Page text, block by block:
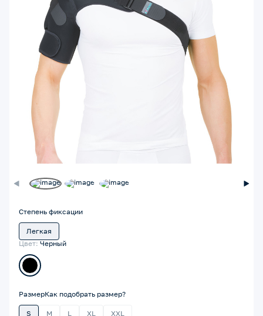
Степень фиксации
Легкая
Цвет: Черный
РазмерКак подобрать размер?
S M L XL XXL